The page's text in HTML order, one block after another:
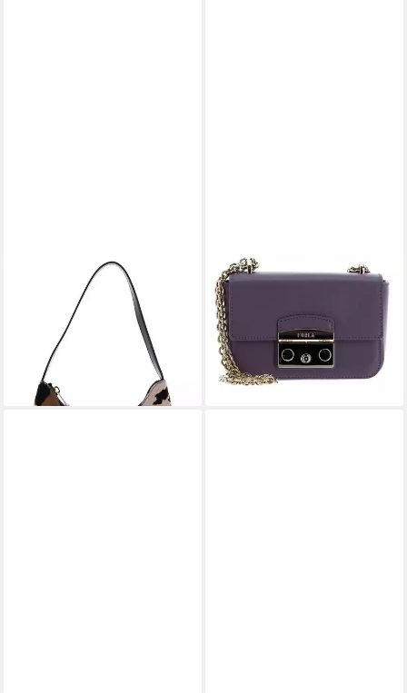
Schultertasche Diamante
UVP 285,00 €
lieferbar - in 2-3 Werktagen bei dir
FURLA
Schultertasche Metropolis
200,60 €
UVP295,00 €
-32%
lieferbar - in 2-3 Werktagen bei dir